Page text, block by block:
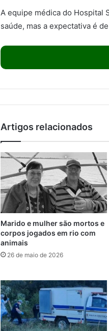
A equipe médica do Hospital
saúde, mas a expectativa é
Artigos relacionados
Marido e mulher são mortos e
corpos jogados em rio com
animais
26 de maio de 2026